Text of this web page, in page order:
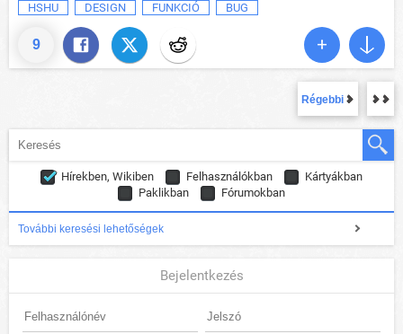
9
HSHU
DESIGN FUNKCIÓ BUG
Régebbi
Hírekben, Wikiben Felhasználókban
Kártyákban
Paklikban
Fórumokban
További keresési lehetőségek
Bejelentkezés